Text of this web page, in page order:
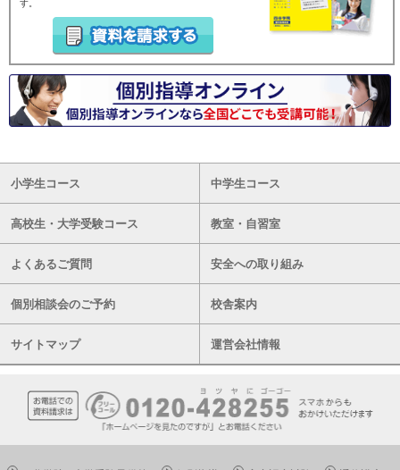
す。
小学生コース 中学生コース
高校生・大学受験コース 教室・自習室
よくあるご質問 安全への取り組み
個別相談会のご予約 校舎案内
サイトマップ 運営会社情報